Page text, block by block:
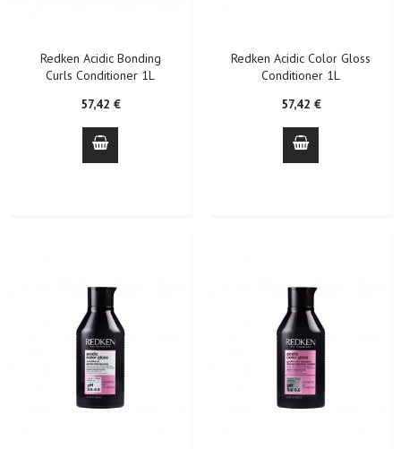
Redken Acidic Bonding
Curls Conditioner 1L
57,42 €
Redken Acidic Color Gloss
Conditioner 1L
57,42 €